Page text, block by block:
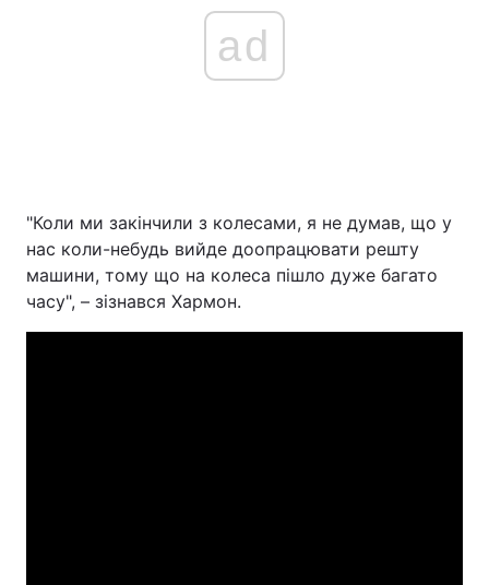
ad
"Коли ми закінчили з колесами, я не думав, що у
нас коли-небудь вийде доопрацювати решту
машини, тому що на колеса пішло дуже багато
часу", – зізнався Хармон.